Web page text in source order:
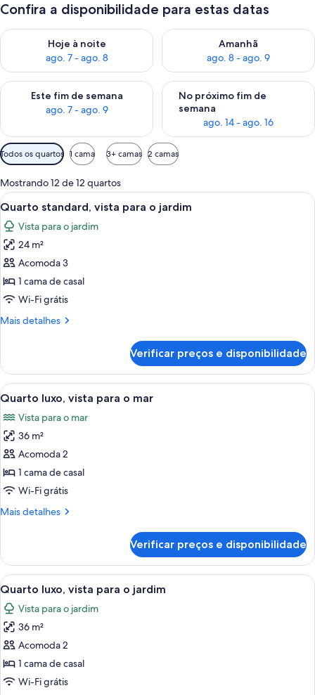
Confira a disponibilidade para estas datas
Hoje à noite
ago. 7 - ago. 8
Verifica a disponibilidade para esta noite, ago. 7 - ago. 8
Amanhã
ago. 8 - ago. 9
Verifica a disponibilidade
Este fim de semana
ago. 7 - ago. 9
Verifica a disponibilidade para este fim de semana, ago. 7 -
No próximo fim de
semana
ago. 14 - ago. 16
Verifica a disponibilidade
Filtros
disponíveis
para
os
quartos
Todos os quartos 1 cama 3+ camas 2 camas
Mostrando 12 de 12 quartos
Carrega
todas
as
fotos
de
Quarto
standard,
para
Quarto de hotel com uma cama,
6
Quarto standard, vista para o jardim
Vista para o jardim
24 m²
Acomoda 3
1 cama de casal
Wi-Fi grátis
Mais detalhes
Mais
standard,
vista
para
jardim
Verificar preços e disponibilidade
Carrega
todas
as
fotos
de
Quarto
luxo,
para
Uma área de estar coberta ao ar
8
Quarto luxo, vista para o mar
Vista para o mar
36 m²
Acomoda 2
1 cama de casal
Wi-Fi grátis
Mais detalhes
Mais
luxo,
vista
para
mar
Verificar preços e disponibilidade
Carrega
todas
as
fotos
de
Quarto
luxo,
Um quarto com cama, cortinas,
6
Quarto luxo, vista para o jardim
Vista para o jardim
36 m²
Acomoda 2
1 cama de casal
Wi-Fi grátis